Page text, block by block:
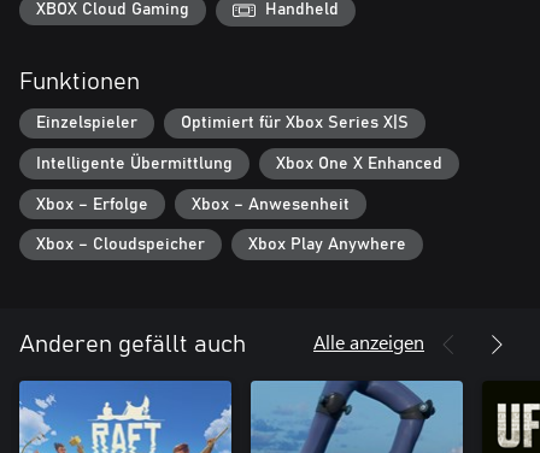
XBOX Cloud Gaming Handheld
Funktionen
Einzelspieler Optimiert für Xbox Series X|S
Intelligente Übermittlung Xbox One X Enhanced
Xbox – Erfolge Xbox – Anwesenheit
Xbox – Cloudspeicher Xbox Play Anywhere
Anderen gefällt auch Alle anzeigen